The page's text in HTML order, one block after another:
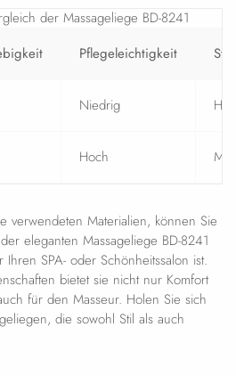
der Massageliege BD-8241
Pflegeleichtigkeit
Niedrig
Hoch
verwendeten Materialien, können Sie
eleganten Massageliege BD-8241
SPA- oder Schönheitssalon ist.
bietet sie nicht nur Komfort
für den Masseur. Holen Sie sich
die sowohl Stil als auch